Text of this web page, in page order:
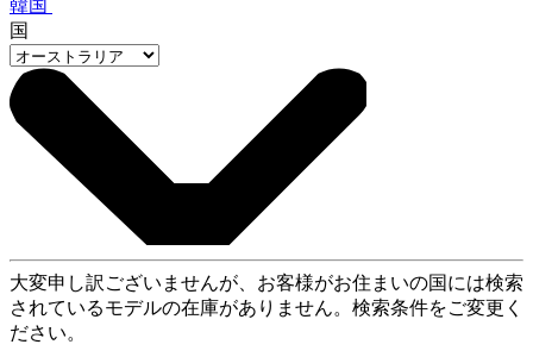
韓国
国
大変申し訳ございませんが、お客様がお住まいの国には検索
されているモデルの在庫がありません。検索条件をご変更く
ださい。